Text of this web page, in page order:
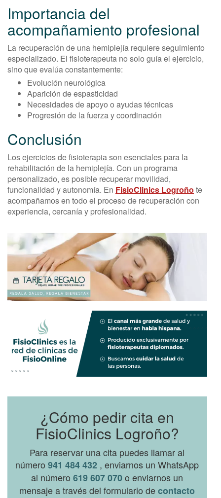
Importancia del
acompañamiento profesional
La recuperación de una hemiplejía requiere seguimiento
especializado. El fisioterapeuta no solo guía el ejercicio,
sino que evalúa constantemente:
Evolución neurológica
Aparición de espasticidad
Necesidades de apoyo o ayudas técnicas
Progresión de la fuerza y coordinación
Conclusión
Los ejercicios de fisioterapia son esenciales para la
rehabilitación de la hemiplejía. Con un programa
personalizado, es posible recuperar movilidad,
funcionalidad y autonomía. En FisioClinics Logroño te
acompañamos en todo el proceso de recuperación con
experiencia, cercanía y profesionalidad.
¿Cómo pedir cita en
FisioClinics Logroño?
Para reservar una cita puedes llamar al
número941 484 432 , enviarnos un WhatsApp
al número619 607 070o enviarnos un
mensaje a través del formulario decontacto